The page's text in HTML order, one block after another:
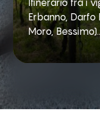
Erbanno, Darfo
Moro,